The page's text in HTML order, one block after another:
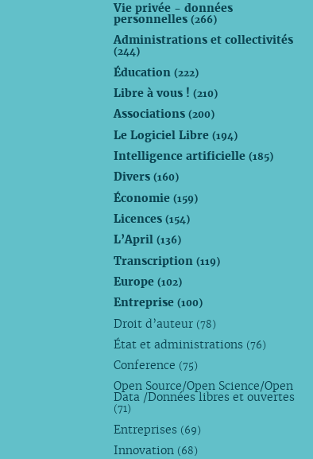
Vie privée - données
personnelles(266)
Administrations et collectivités
(244)
Éducation(222)
Libre à vous !(210)
Associations(200)
Le Logiciel Libre(194)
Intelligence artificielle(185)
Divers(160)
Économie(159)
Licences(154)
L’April(136)
Transcription(119)
Europe(102)
Entreprise(100)
Droit d’auteur (78)
État et administrations (76)
Conference (75)
Open Source/Open Science/Open
Data /Données libres et ouvertes
(71)
Entreprises (69)
Innovation (68)